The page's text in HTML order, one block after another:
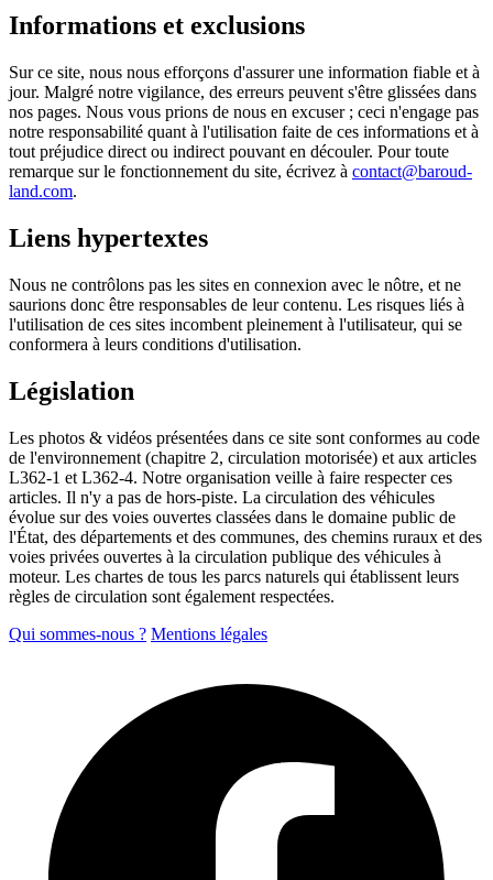
Informations et exclusions
Sur ce site, nous nous efforçons d'assurer une information fiable et à
jour. Malgré notre vigilance, des erreurs peuvent s'être glissées dans
nos pages. Nous vous prions de nous en excuser ; ceci n'engage pas
notre responsabilité quant à l'utilisation faite de ces informations et à
tout préjudice direct ou indirect pouvant en découler. Pour toute
remarque sur le fonctionnement du site, écrivez à contact@baroud-
land.com.
Liens hypertextes
Nous ne contrôlons pas les sites en connexion avec le nôtre, et ne
saurions donc être responsables de leur contenu. Les risques liés à
l'utilisation de ces sites incombent pleinement à l'utilisateur, qui se
conformera à leurs conditions d'utilisation.
Législation
Les photos & vidéos présentées dans ce site sont conformes au code
de l'environnement (chapitre 2, circulation motorisée) et aux articles
L362-1 et L362-4. Notre organisation veille à faire respecter ces
articles. Il n'y a pas de hors-piste. La circulation des véhicules
évolue sur des voies ouvertes classées dans le domaine public de
l'État, des départements et des communes, des chemins ruraux et des
voies privées ouvertes à la circulation publique des véhicules à
moteur. Les chartes de tous les parcs naturels qui établissent leurs
règles de circulation sont également respectées.
Qui sommes-nous ? Mentions légales